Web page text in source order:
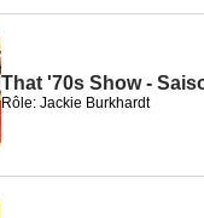
That '70s Show -
Rôle: Jackie Burkhardt